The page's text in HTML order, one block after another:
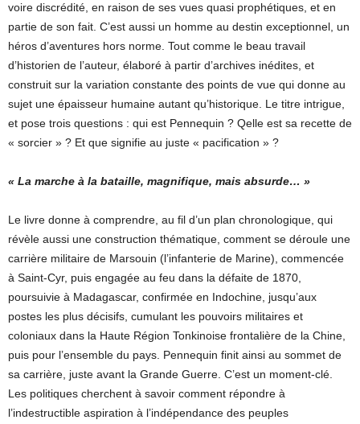
voire discrédité, en raison de ses vues quasi prophétiques, et en
partie de son fait. C’est aussi un homme au destin exceptionnel, un
héros d’aventures hors norme. Tout comme le beau travail
d’historien de l’auteur, élaboré à partir d’archives inédites, et
construit sur la variation constante des points de vue qui donne au
sujet une épaisseur humaine autant qu’historique. Le titre intrigue,
et pose trois questions : qui est Pennequin ? Qelle est sa recette de
« sorcier » ? Et que signifie au juste « pacification » ?
« La marche à la bataille, magnifique, mais absurde… »
Le livre donne à comprendre, au fil d’un plan chronologique, qui
révèle aussi une construction thématique, comment se déroule une
carrière militaire de Marsouin (l’infanterie de Marine), commencée
à Saint-Cyr, puis engagée au feu dans la défaite de 1870,
poursuivie à Madagascar, confirmée en Indochine, jusqu’aux
postes les plus décisifs, cumulant les pouvoirs militaires et
coloniaux dans la Haute Région Tonkinoise frontalière de la Chine,
puis pour l’ensemble du pays. Pennequin finit ainsi au sommet de
sa carrière, juste avant la Grande Guerre. C’est un moment-clé.
Les politiques cherchent à savoir comment répondre à
l’indestructible aspiration à l’indépendance des peuples